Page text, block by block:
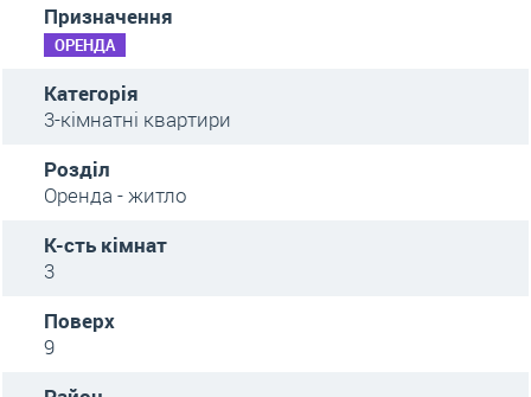
Призначення
ОРЕНДА
Категорія
3-кімнатні квартири
Розділ
Оренда - житло
К-сть кімнат
3
Поверх
9